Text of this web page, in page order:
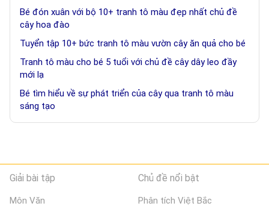
Bé đón xuân với bộ 10+ tranh tô màu đẹp nhất chủ đề
cây hoa đào
Tuyển tập 10+ bức tranh tô màu vườn cây ăn quả cho bé
Tranh tô màu cho bé 5 tuổi với chủ đề cây dây leo đầy
mới lạ
Bé tìm hiểu về sự phát triển của cây qua tranh tô màu
sáng tạo
Giải bài tập
Môn Văn
Chủ đề nổi bật
Phân tích Việt Bắc